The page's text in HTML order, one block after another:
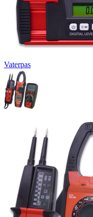
Vaterpas